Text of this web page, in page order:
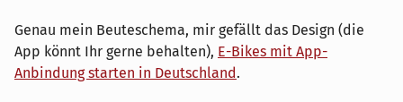
Genau mein Beuteschema, mir gefällt das Design (die
App könnt Ihr gerne behalten), E-Bikes mit App-
Anbindung starten in Deutschland .